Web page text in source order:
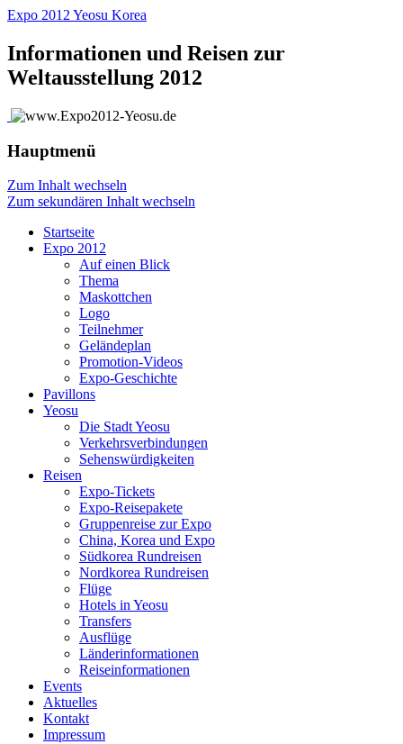
Expo 2012 Yeosu Korea
Informationen und Reisen zur
Weltausstellung 2012
Hauptmenü
Zum Inhalt wechseln
Zum sekundären Inhalt wechseln
Startseite
Expo 2012
Auf einen Blick
Thema
Maskottchen
Logo
Teilnehmer
Geländeplan
Promotion-Videos
Expo-Geschichte
Pavillons
Yeosu
Die Stadt Yeosu
Verkehrsverbindungen
Sehenswürdigkeiten
Reisen
Expo-Tickets
Expo-Reisepakete
Gruppenreise zur Expo
China, Korea und Expo
Südkorea Rundreisen
Nordkorea Rundreisen
Flüge
Hotels in Yeosu
Transfers
Ausflüge
Länderinformationen
Reiseinformationen
Events
Aktuelles
Kontakt
Impressum